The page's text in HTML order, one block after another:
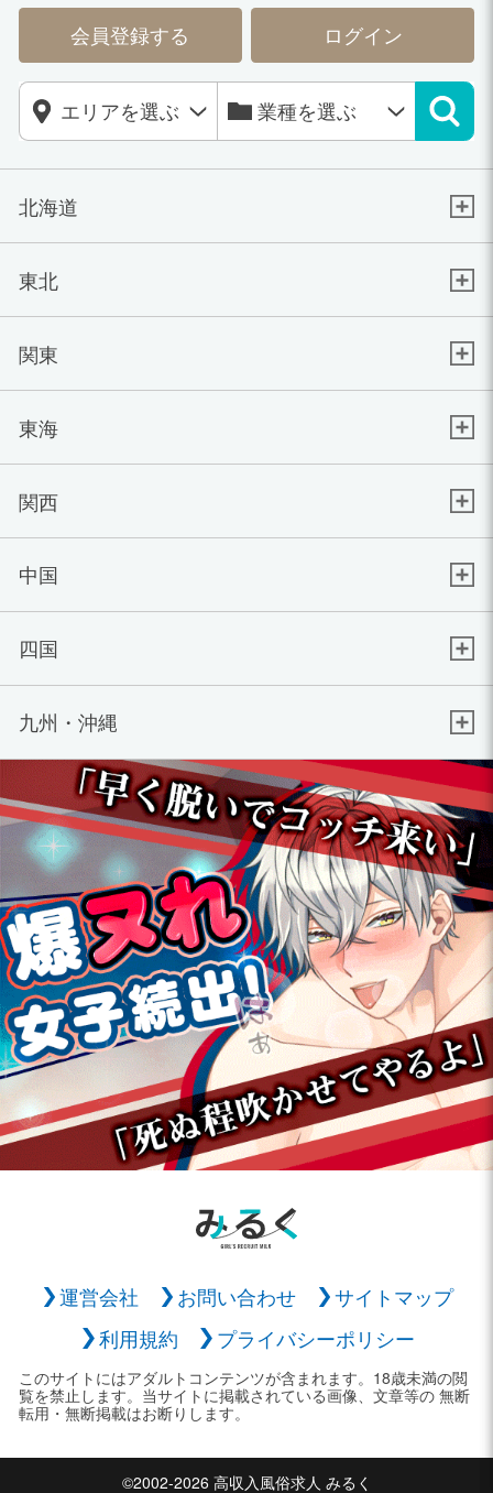
会員登録する ログイン
北海道
東北
関東
東海
関西
中国
四国
九州・沖縄
運営会社 お問い合わせ
サイトマップ
利用規約
プライバシーポリシー
このサイトにはアダルトコンテンツが含まれます。18歳未満の閲
覧を禁止します。当サイトに掲載されている画像、文章等の 無断
転用・無断掲載はお断りします。
©2002-2026 高収入風俗求人 みるく